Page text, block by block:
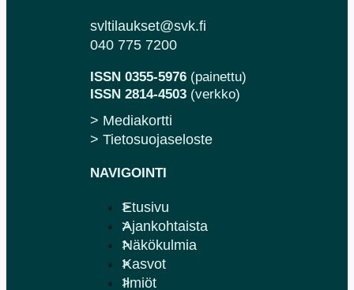
svltilaukset@svk.fi
040 775 7200
ISSN 0355-5976 (painettu)
ISSN 2814-4503 (verkko)
> Mediakortti
> Tietosuojaseloste
NAVIGOINTI
Etusivu
Ajankohtaista
Näkökulmia
Kasvot
Ilmiöt